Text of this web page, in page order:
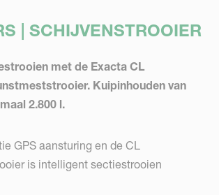
| SCHIJVENSTROOIER
met de Exacta CL
Kuipinhouden van
2.800 l.
GPS aansturing en de CL
is intelligent sectiestrooien